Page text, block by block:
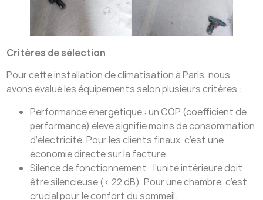
Critères de sélection
Pour cette installation de climatisation à Paris, nous
avons évalué les équipements selon plusieurs critères :
Performance énergétique : un COP (coefficient de
performance) élevé signifie moins de consommation
d’électricité. Pour les clients finaux, c’est une
économie directe sur la facture.
Silence de fonctionnement : l’unité intérieure doit
être silencieuse (< 22 dB). Pour une chambre, c’est
crucial pour le confort du sommeil.